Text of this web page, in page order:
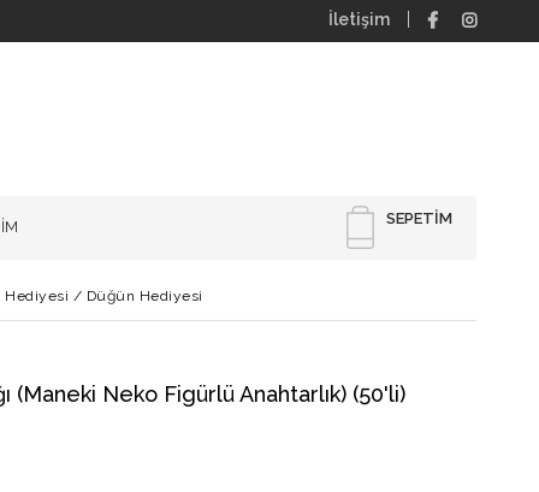
İletişim
SEPETIM
Hediyesi / Düğün Hediyesi
(Maneki Neko Figürlü Anahtarlık) (50'li)